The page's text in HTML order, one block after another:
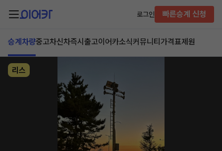
로그인 빠른승계 신청
승계차량중고차신차즉시출고이어카소식커뮤니티 가격표제원
리스